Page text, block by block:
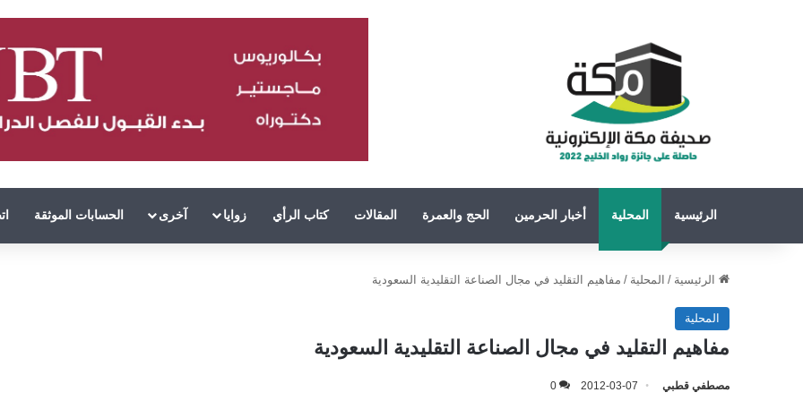
الرئيسية المحلية أخبار الحرمين الحج والعمرة المقالات كتاب الرأي زوايا آخرى الحسابات الموثقة
الرئيسية / المحلية / مفاهيم التقليد في مجال الصناعة التقليدية السعودية
المحلية
مفاهيم التقليد في مجال الصناعة التقليدية السعودية
مصطفي قطبي 2012-03-07
0